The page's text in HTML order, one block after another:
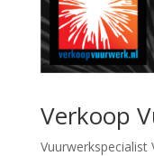
Verkoop
Vuurwerkspecialist